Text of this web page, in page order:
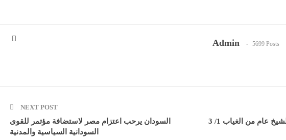
Admin 5699 Posts
عام من الغياب 1/ 3
NEXT POST
السودان يرحب اعتزام مصر لاستضافة مؤتمر للقوى
السودانية السياسية والمدنية